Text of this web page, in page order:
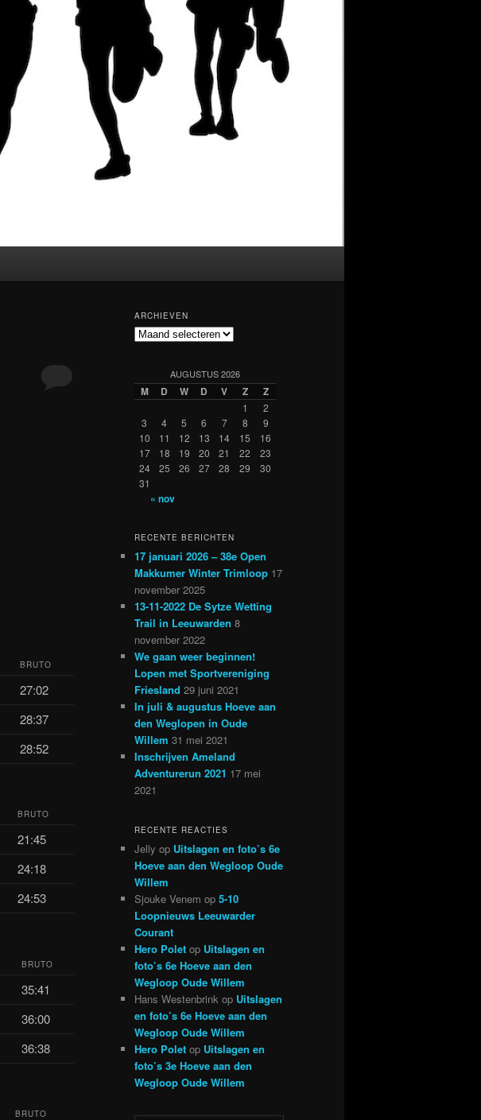
BRUTO
27:02
28:37
28:52
BRUTO
21:45
24:18
24:53
BRUTO
35:41
36:00
36:38
BRUTO
ARCHIEVEN
Archieven
AUGUSTUS 2026
M D W D V Z Z
1
2
3
4 5 6 7 8
9
10
11 12 13 14 15
16
17
18 19 20 21 22
23
24
25 26 27 28 29
30
31
« nov
RECENTE BERICHTEN
17 januari 2026 – 38e Open
Makkumer Winter Trimloop 17
november 2025
13-11-2022 De Sytze Wetting
Trail in Leeuwarden 8
november 2022
We gaan weer beginnen!
Lopen met Sportvereniging
Friesland 29 juni 2021
In juli & augustus Hoeve aan
den Weglopen in Oude
Willem 31 mei 2021
Inschrijven Ameland
Adventurerun 2021 17 mei
2021
RECENTE REACTIES
Jelly op Uitslagen en foto’s 6e
Hoeve aan den Wegloop Oude
Willem
Sjouke Venem op 5-10
Loopnieuws Leeuwarder
Courant
Hero Polet op Uitslagen en
foto’s 6e Hoeve aan den
Wegloop Oude Willem
Hans Westenbrink op Uitslagen
en foto’s 6e Hoeve aan den
Wegloop Oude Willem
Hero Polet op Uitslagen en
foto’s 3e Hoeve aan den
Wegloop Oude Willem